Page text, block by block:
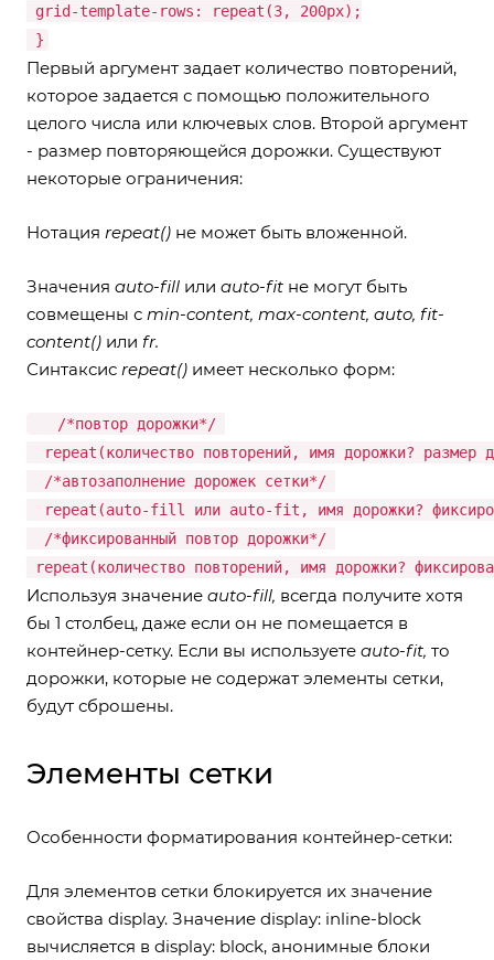
grid-template-rows: repeat(3, 200px);
}
Первый аргумент задает количество повторений,
которое задается с помощью положительного
целого числа или ключевых слов. Второй аргумент
- размер повторяющейся дорожки. Существуют
некоторые ограничения:
Нотация repeat() не может быть вложенной.
Значения auto-fill или auto-fit не могут быть
совмещены с min-content, max-content, auto, fit-
content() или fr.
Синтаксис repeat() имеет несколько форм:
/*повтор дорожки*/
repeat(количество повторений, имя дорожки? размер
/*автозаполнение дорожек сетки*/
repeat(auto-fill или auto-fit, имя дорожки?
/*фиксированный повтор дорожки*/
repeat(количество повторений, имя дорожки?
Используя значение auto-fill, всегда получите хотя
бы 1 столбец, даже если он не помещается в
контейнер-сетку. Если вы используете auto-fit, то
дорожки, которые не содержат элементы сетки,
будут сброшены.
Элементы сетки
Особенности форматирования контейнер-сетки:
Для элементов сетки блокируется их значение
свойства display. Значение display: inline-block
вычисляется в display: block, анонимные блоки